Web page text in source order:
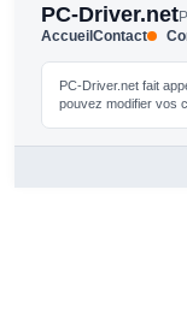
PC-Driver.net
AccueilContact
PC-Driver.net fait
pouvez modifier vos